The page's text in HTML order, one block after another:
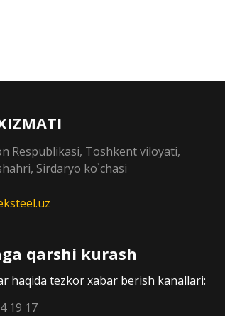
Respublikasi, Toshkent viloyati,
Sirdaryo ko`chasi
qarshi kurash
haqida tezkor xabar berish kanallari:
19 17